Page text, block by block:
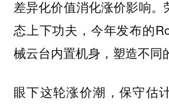
差异化价值消化涨价影响。
态上下功夫，今年发布的
械云台内置机身，塑造不同
眼下这轮涨价潮，保守估